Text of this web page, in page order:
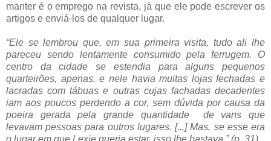
manter é o emprego na revista, já que ele pode escrever os
artigos e enviá-los de qualquer lugar.
“Ele se lembrou que, em sua primeira visita, tudo ali lhe
pareceu sendo lentamente consumido pela ferrugem. O
centro da cidade se estendia para alguns pequenos
quarteirões, apenas, e nele havia muitas lojas fechadas e
lacradas com tábuas e outras cujas fachadas decadentes
iam aos poucos perdendo a cor, sem dúvida por causa da
poeira gerada pela grande quantidade de vans que
levavam pessoas para outros lugares. [...] Mas, se esse era
o lugar em que Lexie queria estar, isso lhe bastava.” (p. 31)